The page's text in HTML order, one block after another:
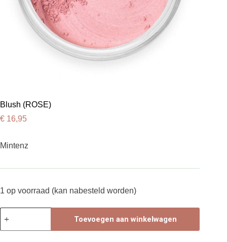
Blush (ROSE)
€ 16,95
Mintenz
1 op voorraad (kan nabesteld worden)
Blush
(ROSE)
aantal
Toevoegen aan winkelwagen